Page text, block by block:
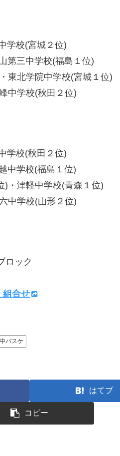
学校(宮城２位)
第三中学校(福島１位)
東北学院中学校(宮城１位)
中学校(秋田２位)
学校(秋田２位)
中学校(福島１位)
・津軽中学校(青森１位)
中学校(山形２位)
ック
組合せ
バスケ
はてブ
コピー